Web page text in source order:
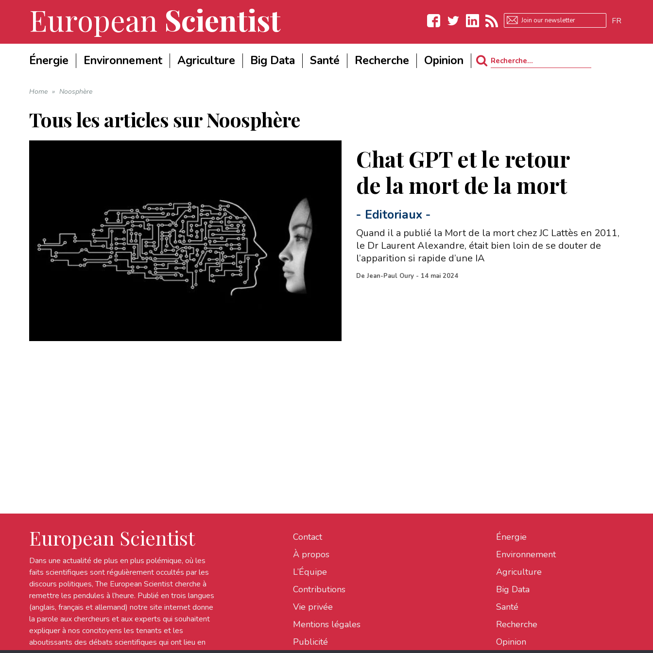
European Scientist
LinkedIn
FR
Énergie Environnement Agriculture Big Data Santé Recherche Opinion
Search
Home » Noosphère
Tous les articles surNoosphère
Chat GPT et le retour
de la mort de la mort
- Editoriaux -
Quand il a publié la Mort de la mort chez JC Lattès en 2011,
le Dr Laurent Alexandre, était bien loin de se douter de
l’apparition si rapide d’une IA
DeJean-Paul Oury - 14 mai 2024
European Scientist
Dans une actualité de plus en plus polémique, où les
faits scientifiques sont régulièrement occultés par les
discours politiques, The European Scientist cherche à
remettre les pendules à l’heure. Publié en trois langues
(anglais, français et allemand) notre site internet donne
la parole aux chercheurs et aux experts qui souhaitent
expliquer à nos concitoyens les tenants et les
aboutissants des débats scientifiques qui ont lieu en
Contact
À propos
L’Équipe
Contributions
Vie privée
Mentions légales
Publicité
Énergie
Environnement
Agriculture
Big Data
Santé
Recherche
Opinion